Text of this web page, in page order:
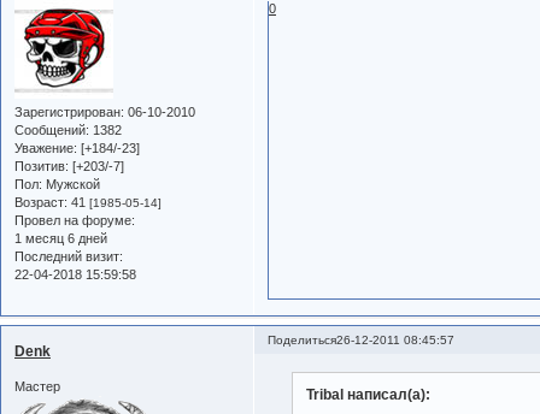
Зарегистрирован: 06-10-2010
Сообщений: 1382
Уважение: [+184/-23]
Позитив: [+203/-7]
Пол: Мужской
Возраст: 41 [1985-05-14]
Провел на форуме:
1 месяц 6 дней
Последний визит:
22-04-2018 15:59:58
0
Поделиться26-12-2011 08:45:57
Denk
Мастер Tribal написал(а):